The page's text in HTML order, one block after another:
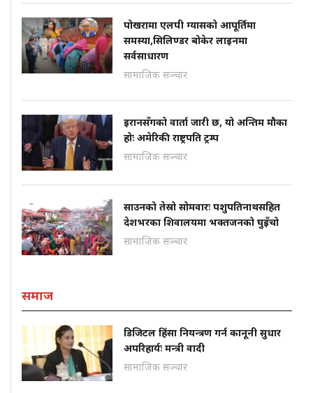
पोखरामा एलपी ग्यासको आपूर्तिमा
समस्या,सिलिण्डर बोकेर लाइनमा
सर्वसाधारण
सामाजिक सञ्चार
इरानसँगको वार्ता जारी छ, यो अन्तिम मौका
होः अमेरिकी राष्ट्रपति ट्रम्प
सामाजिक सञ्चार
साउनको तेस्रो सोमवारः पशुपतिनाथसहित
देशभरका शिवालयमा भक्तजनको घुइँचो
सामाजिक सञ्चार
समाज
डिजिटल हिंसा नियन्त्रण गर्न कानूनी सुधार
अपरिहार्यः मन्त्री वादी
सामाजिक सञ्चार